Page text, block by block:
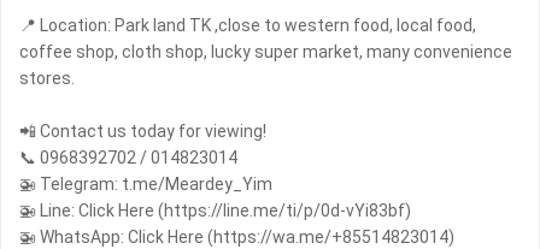
📍 Location: Park land TK ,close to western food, local food,
coffee shop, cloth shop, lucky super market, many convenience
stores.
📲 Contact us today for viewing!
📞 0968392702 / 014823014
🚁 Telegram: t.me/Meardey_Yim
🚁 Line: Click Here (https://line.me/ti/p/0d-vYi83bf)
🚁 WhatsApp: Click Here (https://wa.me/+85514823014)